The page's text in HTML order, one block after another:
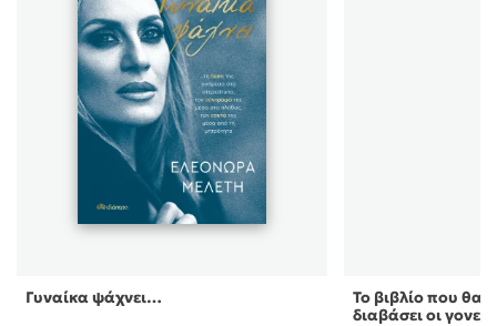
Γυναίκα ψάχνει…
Το βιβλίο που θα
διαβάσει οι γονεί